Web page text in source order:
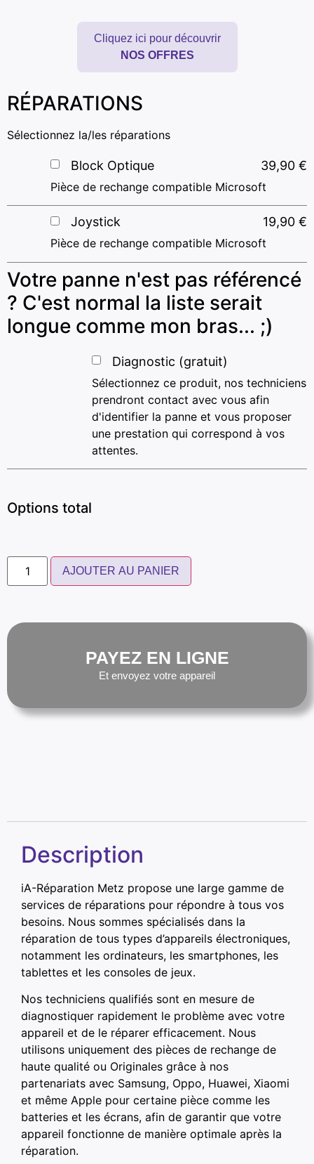
Cliquez ici pour découvrir
NOS OFFRES
RÉPARATIONS
Sélectionnez la/les réparations
Block Optique 39,90 €
Pièce de rechange compatible Microsoft
Joystick 19,90 €
Pièce de rechange compatible Microsoft
Votre panne n'est pas référencé
? C'est normal la liste serait
longue comme mon bras... ;)
Diagnostic (gratuit)
Sélectionnez ce produit, nos techniciens
prendront contact avec vous afin
d'identifier la panne et vous proposer
une prestation qui correspond à vos
attentes.
Options total
AJOUTER AU PANIER
PAYEZ EN LIGNE
Et envoyez votre appareil
Description
iA-Réparation Metz propose une large gamme de
services de réparations pour répondre à tous vos
besoins. Nous sommes spécialisés dans la
réparation de tous types d’appareils électroniques,
notamment les ordinateurs, les smartphones, les
tablettes et les consoles de jeux.
Nos techniciens qualifiés sont en mesure de
diagnostiquer rapidement le problème avec votre
appareil et de le réparer efficacement. Nous
utilisons uniquement des pièces de rechange de
haute qualité ou Originales grâce à nos
partenariats avec Samsung, Oppo, Huawei, Xiaomi
et même Apple pour certaine pièce comme les
batteries et les écrans, afin de garantir que votre
appareil fonctionne de manière optimale après la
réparation.